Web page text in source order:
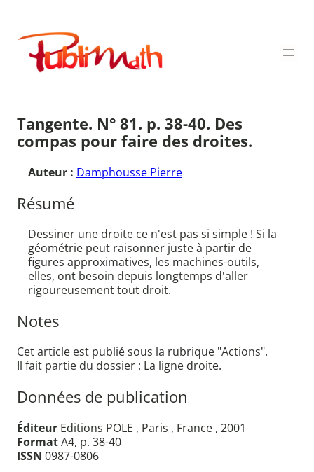
contenu
Publimath
Tangente. N° 81. p. 38-40. Des
compas pour faire des droites.
Auteur : Damphousse Pierre
Résumé
Dessiner une droite ce n'est pas si simple ! Si la
géométrie peut raisonner juste à partir de
figures approximatives, les machines-outils,
elles, ont besoin depuis longtemps d'aller
rigoureusement tout droit.
Notes
Cet article est publié sous la rubrique "Actions".
Il fait partie du dossier : La ligne droite.
Données de publication
Éditeur Editions POLE , Paris , France , 2001
FormatA4, p. 38-40
ISSN 0987-0806